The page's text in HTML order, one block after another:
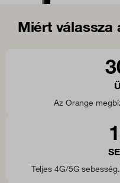
Miért válassza
Az Orange
Teljes 4G/5G